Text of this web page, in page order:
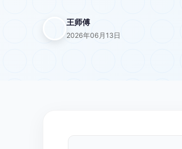
王师傅
2026年06月13日